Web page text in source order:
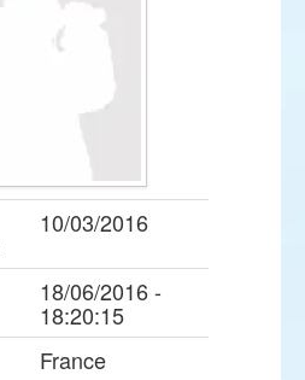
10/03/2016
18/06/2016 -
18:20:15
France